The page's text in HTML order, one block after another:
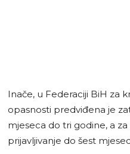
Inače, u Federaciji BiH za
opasnosti predviđena je
mjeseca do tri godine, a
prijavljivanje do šest